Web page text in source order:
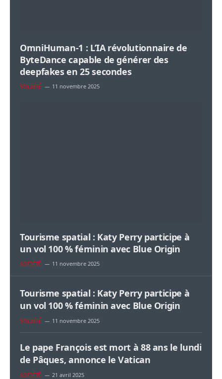
OmniHuman-1 : L’IA révolutionnaire de
ByteDance capable de générer des
deepfakes en 25 secondes
SOCIÉTÉ 11 novembre 2025
Tourisme spatial : Katy Perry participe à
un vol 100 % féminin avec Blue Origin
SOCIÉTÉ 11 novembre 2025
Tourisme spatial : Katy Perry participe à
un vol 100 % féminin avec Blue Origin
SOCIÉTÉ 11 novembre 2025
Le pape François est mort à 88 ans le lundi
de Pâques, annonce le Vatican
SOCIÉTÉ 21 avril 2025